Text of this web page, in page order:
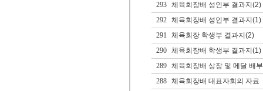
293
체육회장배 성인부 결과지(2)
292
체육회장배 성인부 결과지(1)
291
체육회장 학생부 결과지(2)
290
체육회장배 학생부 결과지(1)
289
체육회장배 상장 및 메달 배
288
체육회장배 대표자회의 자료